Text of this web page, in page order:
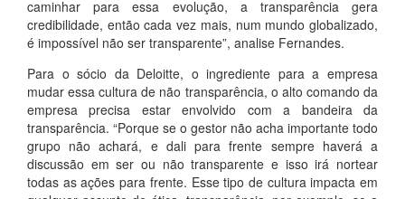
caminhar para essa evolução, a transparência gera
credibilidade, então cada vez mais, num mundo globalizado,
é impossível não ser transparente”, analise Fernandes.
Para o sócio da Deloitte, o ingrediente para a empresa
mudar essa cultura de não transparência, o alto comando da
empresa precisa estar envolvido com a bandeira da
transparência. “Porque se o gestor não acha importante todo
grupo não achará, e dali para frente sempre haverá a
discussão em ser ou não transparente e isso irá nortear
todas as ações para frente. Esse tipo de cultura impacta em